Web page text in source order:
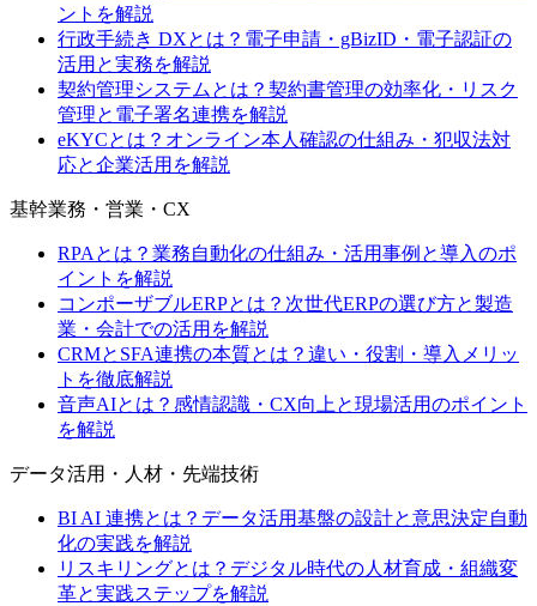
ントを解説
行政手続き DXとは？電子申請・gBizID・電子認証の
活用と実務を解説
契約管理システムとは？契約書管理の効率化・リスク
管理と電子署名連携を解説
eKYCとは？オンライン本人確認の仕組み・犯収法対
応と企業活用を解説
基幹業務・営業・CX
RPAとは？業務自動化の仕組み・活用事例と導入のポ
イントを解説
コンポーザブルERPとは？次世代ERPの選び方と製造
業・会計での活用を解説
CRMとSFA連携の本質とは？違い・役割・導入メリッ
トを徹底解説
音声AIとは？感情認識・CX向上と現場活用のポイント
を解説
データ活用・人材・先端技術
BI AI 連携とは？データ活用基盤の設計と意思決定自動
化の実践を解説
リスキリングとは？デジタル時代の人材育成・組織変
革と実践ステップを解説